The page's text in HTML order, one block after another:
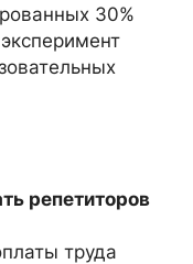
30%
репетиторов
труда